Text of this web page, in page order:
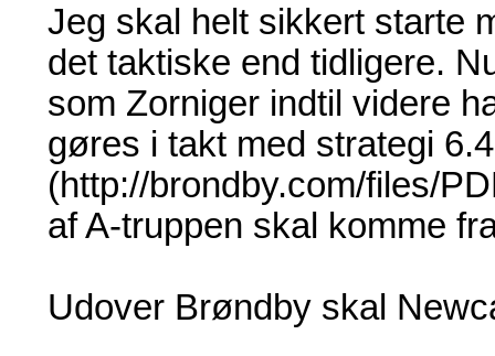
Jeg skal helt sikkert starte
det taktiske end tidligere.
som Zorniger indtil videre
gøres i takt med strategi 6.4
(http://brondby.com/files/
af A-truppen skal komme
Udover Brøndby skal